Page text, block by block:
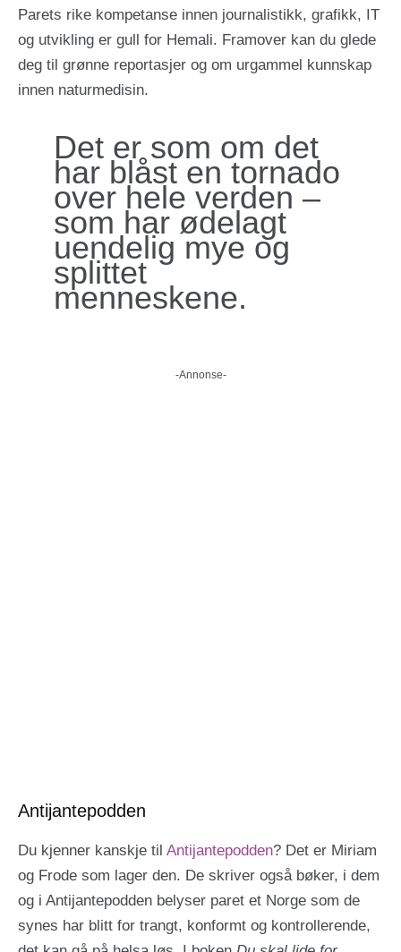
Parets rike kompetanse innen journalistikk, grafikk, IT
og utvikling er gull for Hemali. Framover kan du glede
deg til grønne reportasjer og om urgammel kunnskap
innen naturmedisin.
Det er som om det
har blåst en tornado
over hele verden –
som har ødelagt
uendelig mye og
splittet
menneskene.
-Annonse-
Antijantepodden
Du kjenner kanskje til Antijantepodden? Det er Miriam
og Frode som lager den. De skriver også bøker, i dem
og i Antijantepodden belyser paret et Norge som de
synes har blitt for trangt, konformt og kontrollerende,